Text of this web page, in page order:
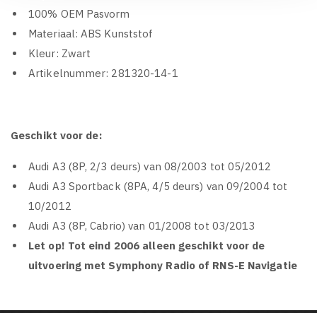
100% OEM Pasvorm
Materiaal: ABS Kunststof
Kleur: Zwart
Artikelnummer: 281320-14-1
Geschikt voor de:
Audi A3 (8P, 2/3 deurs) van 08/2003 tot 05/2012
Audi A3 Sportback (8PA, 4/5 deurs) van 09/2004 tot
10/2012
Audi A3 (8P, Cabrio) van 01/2008 tot 03/2013
Let op! Tot eind 2006 alleen geschikt voor de
uitvoering met Symphony Radio of RNS-E Navigatie